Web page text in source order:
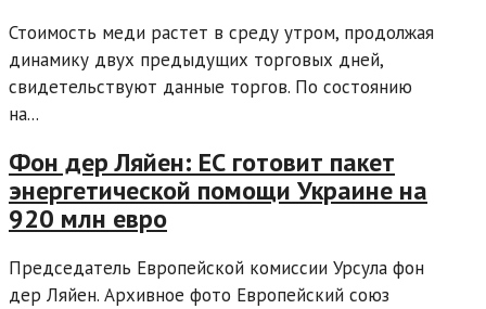
Стоимость меди растет в среду утром, продолжая
динамику двух предыдущих торговых дней,
свидетельствуют данные торгов. По состоянию
на...
Фон дер Ляйен: ЕС готовит пакет
энергетической помощи Украине на
920 млн евро
Председатель Европейской комиссии Урсула фон
дер Ляйен. Архивное фото Европейский союз